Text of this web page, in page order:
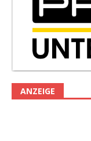
ANZEIGE